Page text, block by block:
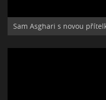
Sam Asghari s novou